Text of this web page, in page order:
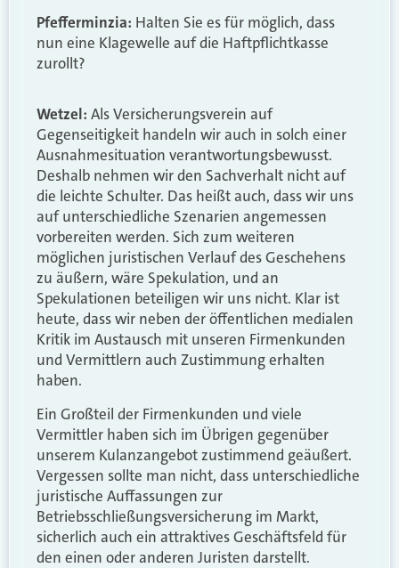
Pfefferminzia: Halten Sie es für möglich, dass
nun eine Klagewelle auf die Haftpflichtkasse
zurollt?
Wetzel: Als Versicherungsverein auf
Gegenseitigkeit handeln wir auch in solch einer
Ausnahmesituation verantwortungsbewusst.
Deshalb nehmen wir den Sachverhalt nicht auf
die leichte Schulter. Das heißt auch, dass wir uns
auf unterschiedliche Szenarien angemessen
vorbereiten werden. Sich zum weiteren
möglichen juristischen Verlauf des Geschehens
zu äußern, wäre Spekulation, und an
Spekulationen beteiligen wir uns nicht. Klar ist
heute, dass wir neben der öffentlichen medialen
Kritik im Austausch mit unseren Firmenkunden
und Vermittlern auch Zustimmung erhalten
haben.
Ein Großteil der Firmenkunden und viele
Vermittler haben sich im Übrigen gegenüber
unserem Kulanzangebot zustimmend geäußert.
Vergessen sollte man nicht, dass unterschiedliche
juristische Auffassungen zur
Betriebsschließungsversicherung im Markt,
sicherlich auch ein attraktives Geschäftsfeld für
den einen oder anderen Juristen darstellt.